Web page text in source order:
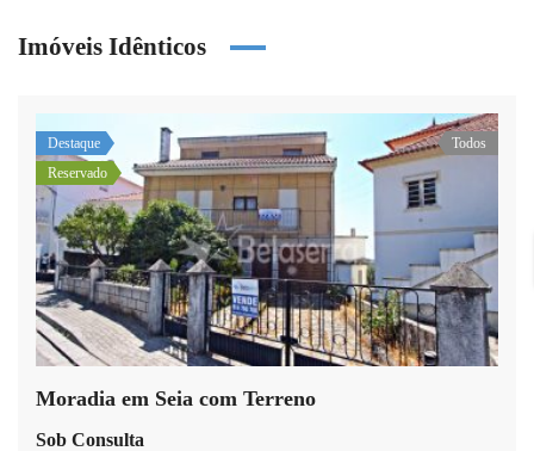
Imóveis Idênticos
Destaque
Reservado
Todos
Moradia em Seia com Terreno
Sob Consulta